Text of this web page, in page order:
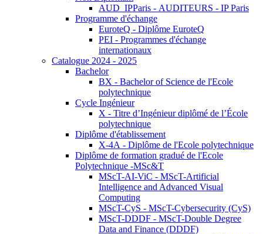
AUD_IPParis - AUDITEURS - IP Paris
Programme d'échange
EuroteQ - Diplôme EuroteQ
PEI - Programmes d'échange
internationaux
Catalogue 2024 - 2025
Bachelor
BX - Bachelor of Science de l'Ecole
polytechnique
Cycle Ingénieur
X - Titre d’Ingénieur diplômé de l’École
polytechnique
Diplôme d'établissement
X-4A - Diplôme de l'Ecole polytechnique
Diplôme de formation gradué de l'Ecole
Polytechnique -MSc&T
MScT-AI-ViC - MScT-Artificial
Intelligence and Advanced Visual
Computing
MScT-CyS - MScT-Cybersecurity (CyS)
MScT-DDDF - MScT-Double Degree
Data and Finance (DDDF)